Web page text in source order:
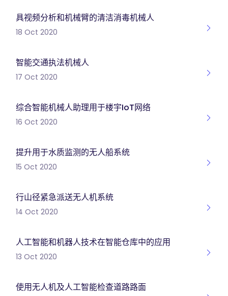
具视频分析和机械臂的清洁消毒机械人
18 Oct 2020
智能交通执法机械人
17 Oct 2020
综合智能机械人助理用于楼宇IoT网络
16 Oct 2020
提升用于水质监测的无人船系统
15 Oct 2020
行山径紧急派送无人机系统
14 Oct 2020
人工智能和机器人技术在智能仓库中的应用
13 Oct 2020
使用无人机及人工智能检查道路路面